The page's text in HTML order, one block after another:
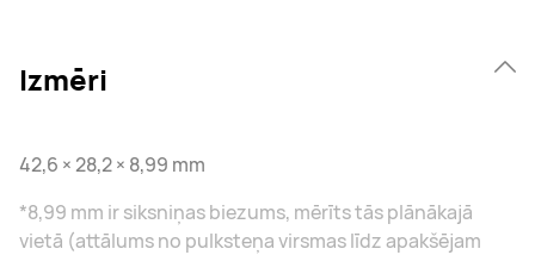
Izmēri
42,6 × 28,2 × 8,99 mm
*8,99 mm ir siksniņas biezums, mērīts tās plānākajā
vietā (attālums no pulksteņa virsmas līdz apakšējam